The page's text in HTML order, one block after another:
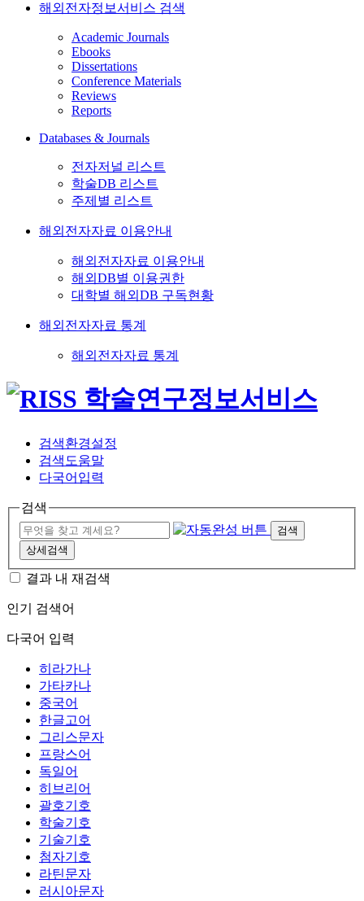
해외전자정보서비스 검색
Academic Journals
Ebooks
Dissertations
Conference Materials
Reviews
Reports
Databases & Journals
전자저널 리스트
학술DB 리스트
주제별 리스트
해외전자자료 이용안내
해외전자자료 이용안내
해외DB별 이용권한
대학별 해외DB 구독현황
해외전자자료 통계
해외전자자료 통계
검색환경설정
검색도움말
다국어입력
검색
검색
상세검색
결과 내 재검색
인기 검색어
다국어 입력
히라가나
가타카나
중국어
한글고어
그리스문자
프랑스어
독일어
히브리어
괄호기호
학술기호
기술기호
첨자기호
라틴문자
러시아문자